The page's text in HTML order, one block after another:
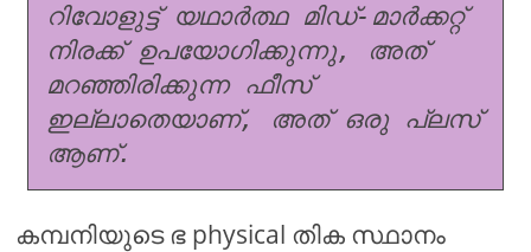
റിവോളുട്ട് യഥാർത്ഥ മിഡ്-മാർക്കറ്റ്
നിരക്ക് ഉപയോഗിക്കുന്നു, അത്
മറഞ്ഞിരിക്കുന്ന ഫീസ്
ഇല്ലാതെയാണ്, അത് ഒരു പ്ലസ്
ആണ്.
കമ്പനിയുടെ ഭ physical തിക സ്ഥാനം